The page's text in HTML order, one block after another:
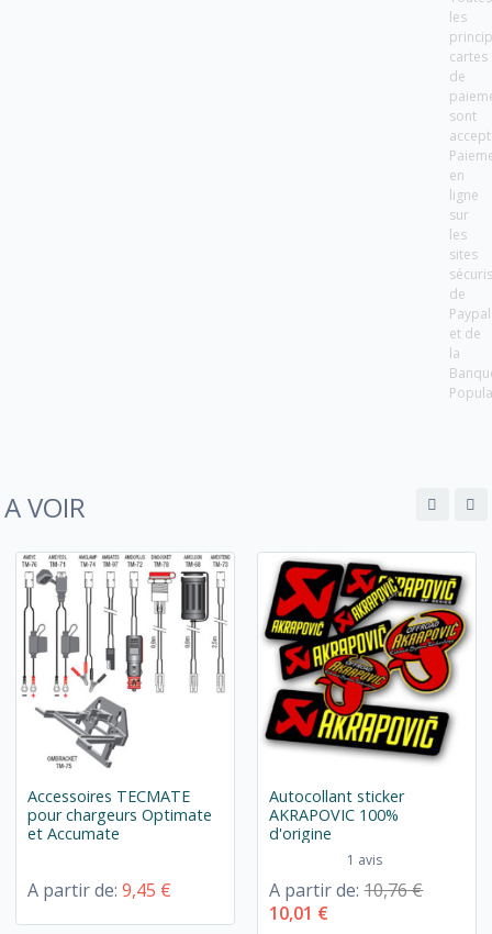
les
cartes
de
sont
en
ligne
sur
les
sites
de
Paypal
et de
la
A VOIR
Accessoires TECMATE
pour chargeurs Optimate
et Accumate
A partir de:9,45 €
Autocollant sticker
AKRAPOVIC 100%
d'origine
1 avis
A partir de:10,76 €
10,01 €